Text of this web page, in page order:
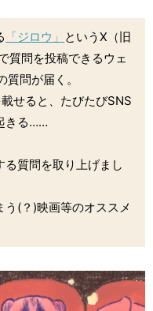
「ジロウ」 というX（旧
質問を投稿できるウェ
問が届く。
せると、たびたびSNS
きる……
質問を取り上げまし
(？)映画等のオススメ